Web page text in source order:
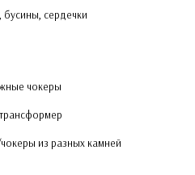
сердечки
чокеры
из разных камней